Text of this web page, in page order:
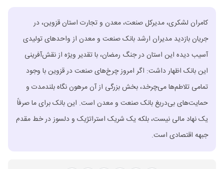
کامران لشکری، مدیرکل صنعت، معدن و تجارت استان قزوین، در
جریان بازدید مدیران ارشد بانک صنعت و معدن از واحدهای تولیدی
آسیب دیده این استان در جنگ رمضان، با تقدیر ویژه از نقش‌آفرینی
این بانک اظهار داشت: اگر امروز چرخ‌های صنعت در قزوین با وجود
تمامی تلاطم‌ها می‌چرخد، بخش بزرگی از آن مرهون نگاه بلندمدت و
حمایت‌های بی‌دریغ بانک صنعت و معدن است. این بانک برای ما صرفاً
یک نهاد مالی نیست، بلکه یک شریک استراتژیک و دلسوز در خط مقدم
جبهه اقتصادی است.